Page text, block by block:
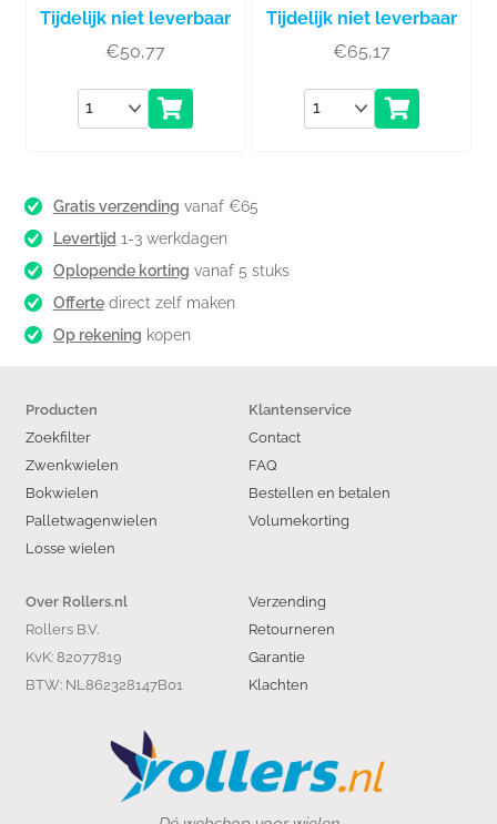
Tijdelijk niet leverbaar
€50,77
Aantal
Tijdelijk niet leverbaar
€65,17
Aantal
Gratis verzending vanaf €65
Levertijd1-3 werkdagen
Oplopende korting vanaf 5 stuks
Offertedirect zelf maken
Op rekening kopen
Producten
Zoekfilter
Zwenkwielen
Bokwielen
Palletwagenwielen
Losse wielen
Klantenservice
Contact
FAQ
Bestellen en betalen
Volumekorting
Verzending
Retourneren
Garantie
Klachten
Over Rollers.nl
Rollers B.V.
KvK: 82077819
BTW: NL862328147B01